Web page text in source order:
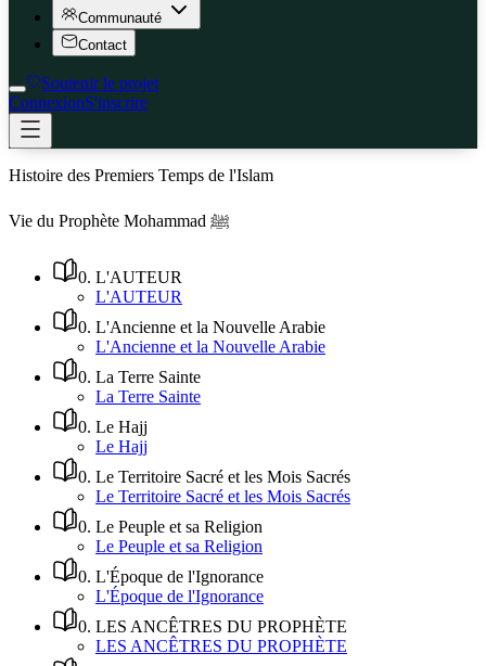
Communauté
Contact
Soutenir le projet
ConnexionS'inscrire
Histoire des Premiers Temps de l'Islam
Vie du Prophète Mohammad ﷺ
0. L'AUTEUR
L'AUTEUR
0. L'Ancienne et la Nouvelle Arabie
L'Ancienne et la Nouvelle Arabie
0. La Terre Sainte
La Terre Sainte
0. Le Hajj
Le Hajj
0. Le Territoire Sacré et les Mois Sacrés
Le Territoire Sacré et les Mois Sacrés
0. Le Peuple et sa Religion
Le Peuple et sa Religion
0. L'Époque de l'Ignorance
L'Époque de l'Ignorance
0. LES ANCÊTRES DU PROPHÈTE
LES ANCÊTRES DU PROPHÈTE